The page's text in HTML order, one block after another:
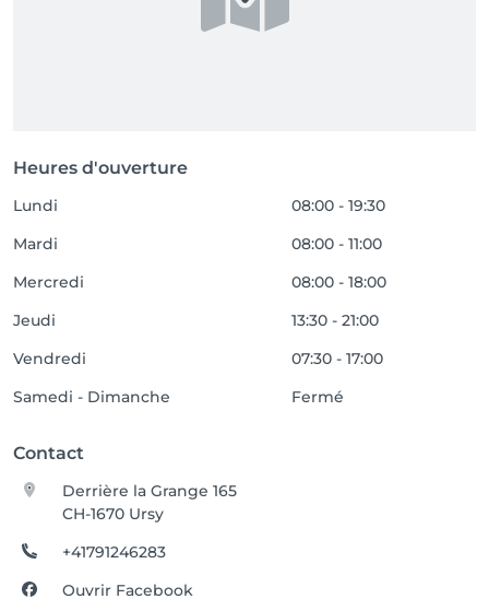
Heures d'ouverture
Lundi
08:00 - 19:30
Mardi
08:00 - 11:00
Mercredi
08:00 - 18:00
Jeudi
13:30 - 21:00
Vendredi
07:30 - 17:00
Samedi - Dimanche
Fermé
Contact
Derrière la Grange 165
CH-1670 Ursy
+41791246283
Ouvrir Facebook